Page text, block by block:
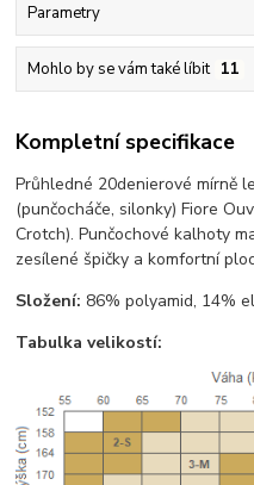
Parametry
Mohlo by se vám také líbit 11
Kompletní specifikace
Průhledné 20denierové mírně
(punčocháče, silonky) Fiore
Crotch). Punčochové kalhoty
zesílené špičky a komfortní
Složení: 86% polyamid, 14%
Tabulka velikostí: